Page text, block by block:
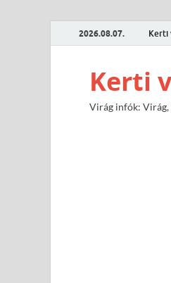
2026.08.07. Kerti
Kerti
Virág infók: Virág,